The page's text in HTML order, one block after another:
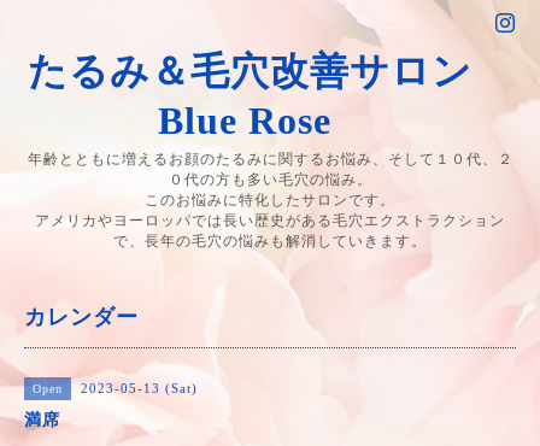
たるみ＆毛穴改善サロン
Blue Rose
年齢とともに増えるお顔のたるみに関するお悩み、そして１０代、２
０代の方も多い毛穴の悩み。
このお悩みに特化したサロンです。
アメリカやヨーロッパでは長い歴史がある毛穴エクストラクション
で、長年の毛穴の悩みも解消していきます。
カレンダー
Open 2023-05-13 (Sat)
満席